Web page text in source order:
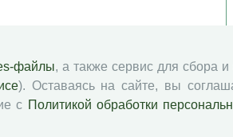
файлы, а также сервис для сбора и
). Оставаясь на сайте, вы
с Политикой обработки